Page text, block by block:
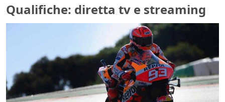
Qualifiche: diretta tv e streaming